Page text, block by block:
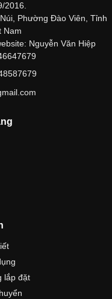
2016.
Phường Đào Viên, Tỉnh
Nam
Nguyễn Văn Hiệp
lắp đặt